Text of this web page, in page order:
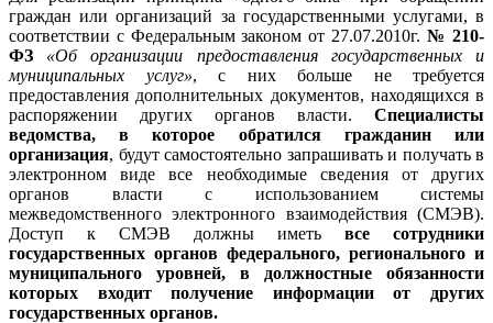
граждан или организаций за государственными услугами, в
соответствии с Федеральным законом от 27.07.2010г. № 210-
ФЗ
«Об организации предоставления государственных и
муниципальных услуг», с них больше не требуется
предоставления дополнительных документов, находящихся в
распоряжении других органов власти. Специалисты
ведомства, в которое обратился гражданин или
организация, будут самостоятельно запрашивать и получать в
электронном виде все необходимые сведения от других
органов власти с использованием системы
межведомственного электронного взаимодействия (СМЭВ).
Доступ к СМЭВ должны иметь все сотрудники
государственных органов федерального, регионального и
муниципального уровней, в должностные обязанности
которых входит получение информации от других
государственных органов.